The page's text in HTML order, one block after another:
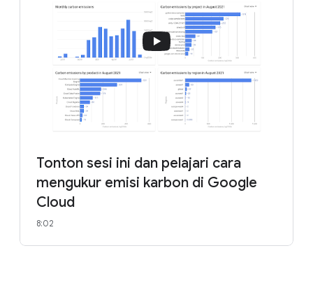
Tonton sesi ini dan pelajari cara
mengukur emisi karbon di Google
Cloud
8:02